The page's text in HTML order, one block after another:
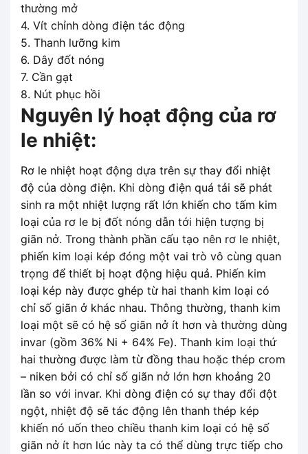
thường mở
4. Vít chỉnh dòng điện tác động
5. Thanh lưỡng kim
6. Dây đốt nóng
7. Cần gạt
8. Nút phục hồi
Nguyên lý hoạt động của rơ
le nhiệt:
Rơ le nhiệt hoạt động dựa trên sự thay đổi nhiệt
độ của dòng điện. Khi dòng điện quá tải sẽ phát
sinh ra một nhiệt lượng rất lớn khiến cho tấm kim
loại của rơ le bị đốt nóng dẫn tới hiện tượng bị
giãn nở. Trong thành phần cấu tạo nên rơ le nhiệt,
phiến kim loại kép đóng một vai trò vô cùng quan
trọng để thiết bị hoạt động hiệu quả. Phiến kim
loại kép này được ghép từ hai thanh kim loại có
chỉ số giãn ở khác nhau. Thông thường, thanh kim
loại một sẽ có hệ số giãn nở ít hơn và thường dùng
invar (gồm 36% Ni + 64% Fe). Thanh kim loại thứ
hai thường được làm từ đồng thau hoặc thép crom
– niken bởi có chỉ số giãn nở lớn hơn khoảng 20
lần so với invar. Khi dòng điện có sự thay đổi đột
ngột, nhiệt độ sẽ tác động lên thanh thép kép
khiến nó uốn theo chiều thanh kim loại có hệ số
giãn nở ít hơn lúc này ta có thể dùng trực tiếp cho